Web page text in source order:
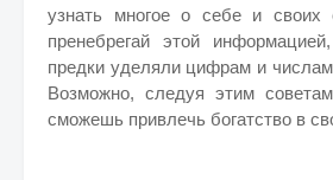
узнать многое о себе и своих
пренебрегай этой
предки уделяли цифрам и
Возможно, следуя этим
сможешь привлечь богатство в